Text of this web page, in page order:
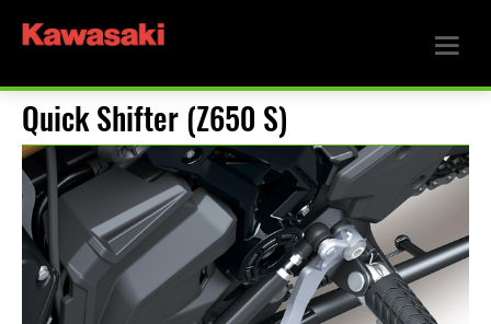
Quick Shifter (Z650 S)